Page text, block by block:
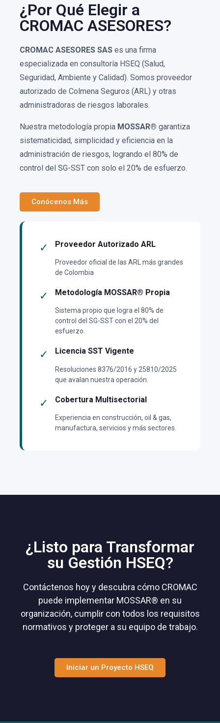
¿Por Qué Elegir a
CROMAC ASESORES?
CROMAC ASESORES SAS es una firma
especializada en consultoría HSEQ (Salud,
Seguridad, Ambiente y Calidad). Somos proveedor
autorizado de Colmena Seguros (ARL) y otras
administradoras de riesgos laborales.
Nuestra metodología propia MOSSAR® garantiza
sistematicidad, simplicidad y eficiencia en la
administración de riesgos, logrando el 80% de
control del SG-SST con solo el 20% de esfuerzo.
Conócenos Más
✓ Proveedor Autorizado ARL
Proveedor oficial de las ARL más grandes
de Colombia
✓ Metodología MOSSAR® Propia
Sistema propio que logra el 80% de
control del SG-SST con el 20% del
esfuerzo.
✓ Licencia SST Vigente
Resoluciones 8376/2016 y 25810/2025
que avalan nuestra operación.
✓ Cobertura Multisectorial
Experiencia en construcción, oil & gas,
manufactura, servicios y más sectores.
¿Listo para Transformar
su Gestión HSEQ?
Contáctenos hoy y descubra cómo CROMAC
puede implementar MOSSAR® en su
organización, cumplir con todos los requisitos
normativos y proteger a su equipo de trabajo.
Iniciar un Proyecto HSEQ